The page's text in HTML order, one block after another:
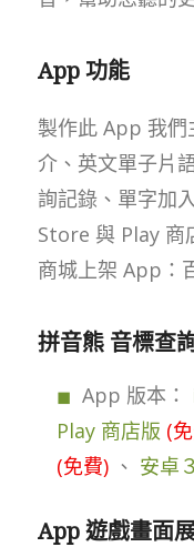
App 功能
製作此 App 我們
介、英文單子片
詢記錄、單字加
Store 與 Play 商
商城上架 App：
拼音熊 音標查
App 版本：
Play 商店版 (
(免費)、 安卓
App 遊戲畫面